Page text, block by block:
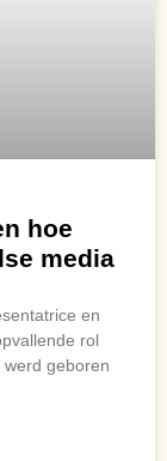
hoe
media
en
rol
geboren